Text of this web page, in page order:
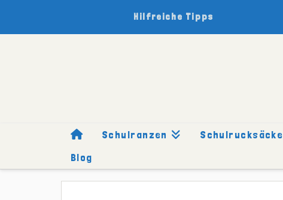
Hilfreiche Tipps
Schulranzen Schulrucksäcke
Blog
HOMESCHULRUCKSÄCKE